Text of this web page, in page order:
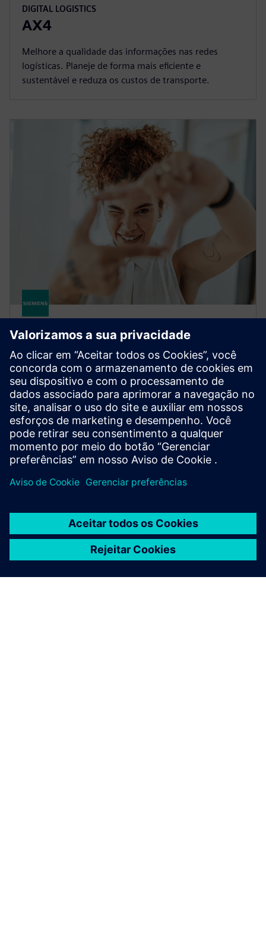
DIGITAL LOGISTICS
AX4
Melhore a qualidade das informações nas redes
logísticas. Planeje de forma mais eficiente e
sustentável e reduza os custos de transporte.
DIGITAL LOGISTICS
XCargo
Projete uma rede logística, planeje rotas de
transporte, calcule emissões e custos de pedágio ou
calcule taxas de frete apropriadas — tudo com
apenas um produto: XCargo.